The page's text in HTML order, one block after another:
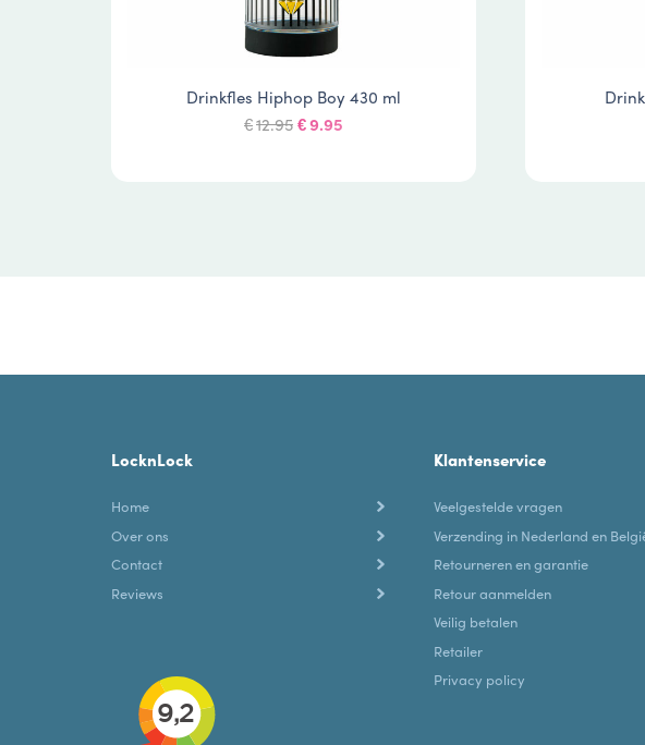
Drinkfles Hiphop Boy 430 ml
€12.95Oorspronkelijke
€9.95
LocknLock
Home
Over ons
Contact
Reviews
Klantenservice
Veelgestelde vragen
Verzending in Nederland en
Retourneren en garantie
Retour aanmelden
Veilig betalen
Retailer
Privacy policy